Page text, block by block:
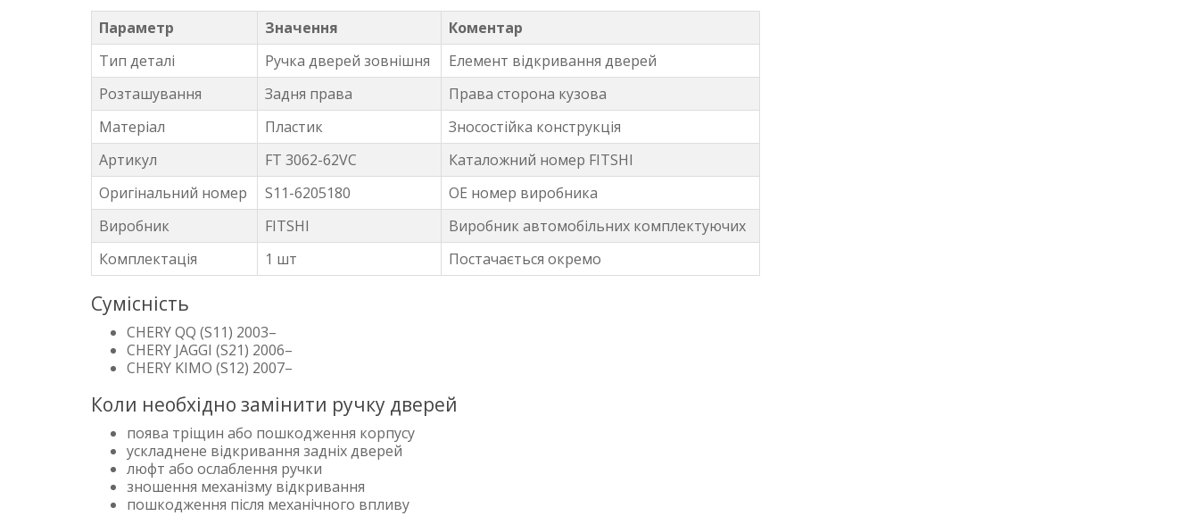
Параметр
Значення
Коментар
Тип деталі
Ручка дверей зовнішня
Елемент відкривання дверей
Розташування
Задня права
Права сторона кузова
Матеріал
Пластик
Зносостійка конструкція
Артикул
FT 3062-62VC
Каталожний номер FITSHI
Оригінальний номер
S11-6205180
OE номер виробника
Виробник
FITSHI
Виробник автомобільних комплектуючих
Комплектація
1 шт Постачається окремо
Сумісність
CHERY QQ (S11) 2003–
CHERY JAGGI (S21) 2006–
CHERY KIMO (S12) 2007–
Коли необхідно замінити ручку дверей
поява тріщин або пошкодження корпусу
ускладнене відкривання задніх дверей
люфт або ослаблення ручки
зношення механізму відкривання
пошкодження після механічного впливу